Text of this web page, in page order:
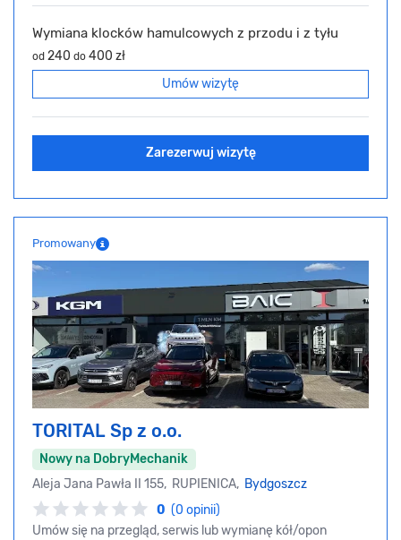
Wymiana klocków hamulcowych z przodu i z tyłu
od 240 do 400 zł
Umów wizytę
Zarezerwuj wizytę
Promowany
TORITAL Sp z o.o.
Nowy na DobryMechanik
Aleja Jana Pawła II 155, RUPIENICA, Bydgoszcz
0 (0 opinii)
Umów się na przegląd, serwis lub wymianę kół/opon